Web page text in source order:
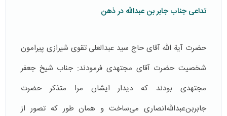
تداعی جناب جابر بن‌ عبدالله در ذهن
حضرت آیة الله آقای حاج سید عبدالعلی تقوی شیرازی پیرامون
شخصیت حضرت آقای مجتهدی فرمودند: جناب شیخ جعفر
مجتهدی بودند که دیدار ایشان مرا متذکر حضرت
جابربن‌عبدالله‌انصاری می‌ساخت و همان طور که تصور از